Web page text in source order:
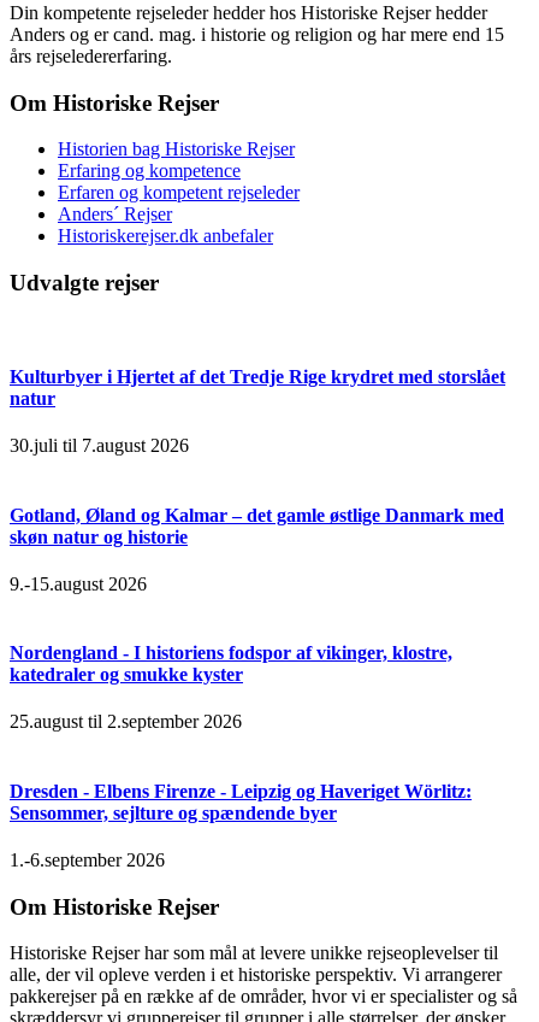
Din kompetente rejseleder hedder hos Historiske Rejser hedder
Anders og er cand. mag. i historie og religion og har mere end 15
års rejseledererfaring.
Om Historiske Rejser
Historien bag Historiske Rejser
Erfaring og kompetence
Erfaren og kompetent rejseleder
Anders´ Rejser
Historiskerejser.dk anbefaler
Udvalgte rejser
Kulturbyer i Hjertet af det Tredje Rige krydret med storslået
natur
30.juli til 7.august 2026
Gotland, Øland og Kalmar – det gamle østlige Danmark med
skøn natur og historie
9.-15.august 2026
Nordengland - I historiens fodspor af vikinger, klostre,
katedraler og smukke kyster
25.august til 2.september 2026
Dresden - Elbens Firenze - Leipzig og Haveriget Wörlitz:
Sensommer, sejlture og spændende byer
1.-6.september 2026
Om Historiske Rejser
Historiske Rejser har som mål at levere unikke rejseoplevelser til
alle, der vil opleve verden i et historiske perspektiv. Vi arrangerer
pakkerejser på en række af de områder, hvor vi er specialister og så